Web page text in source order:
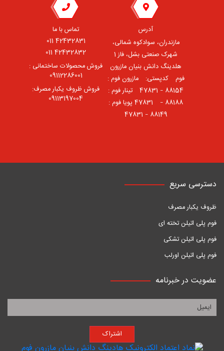
آدرس
مازندران، سوادکوه شمالی،
شهرک صنعتی بشل، فاز 1
هلدینگ دانش بنیان مازرون
فوم ⠀کدپستی: ⠀مازرون فوم :
88154 – 47831 ⠀تینار فوم :
88188 – 47831⠀ پویا فوم :
88149 – 47831
تماس با ما
42432831 011
42432832 011
فروش محصولات ساختمانی :
09112286001
فروش ظروف یکبار مصرف:
09113197004
دسترسی سریع
ظروف یکبار مصرف
فوم پلی اتیلن تخته ای
فوم پلی اتیلن تشکی
فوم پلی اتیلن اورلب
عضویت در خبرنامه
اشتراک